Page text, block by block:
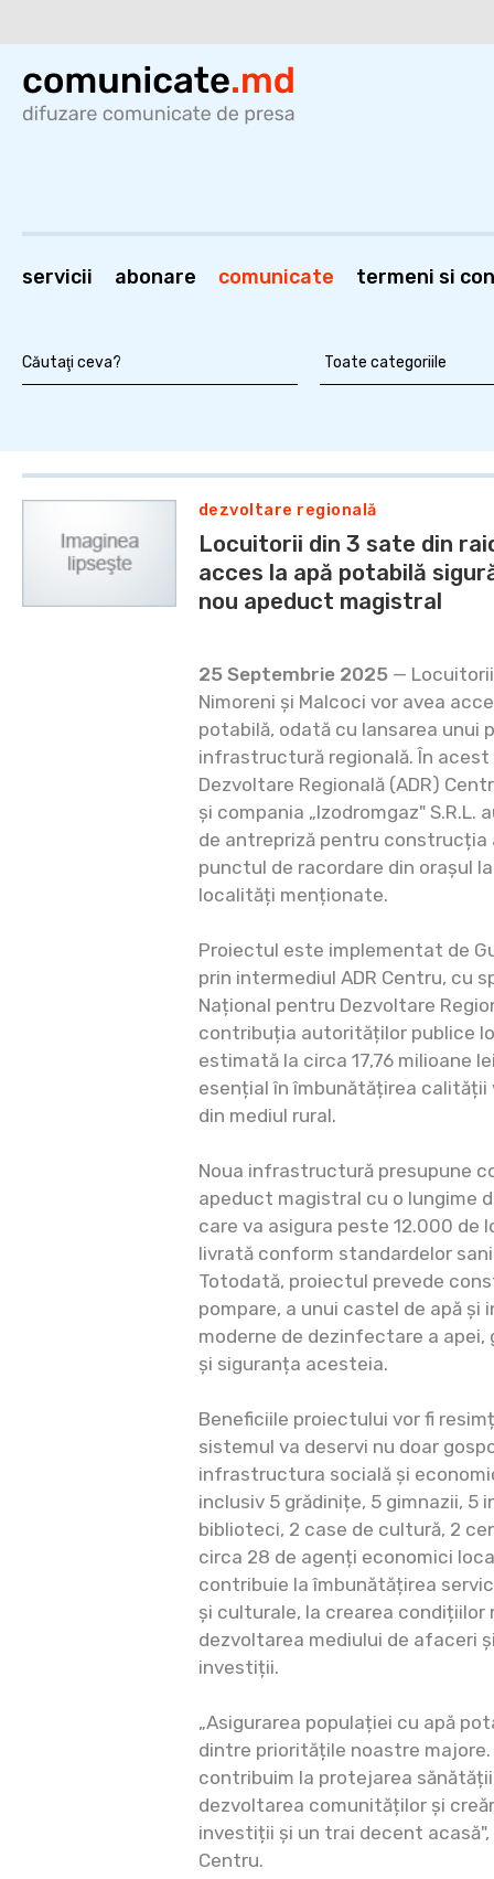
servicii abonare comunicate termeni si
dezvoltare regională
Locuitorii din 3 sate din
acces la apă potabilă
nou apeduct magistral
25 Septembrie 2025 —
Nimoreni și Malcoci vor avea
potabilă, odată cu lansarea unui
infrastructură regională. În acest
Dezvoltare Regională (ADR)
și compania „Izodromgaz"
de antrepriză pentru
punctul de racordare din orașul
localități menționate.
Proiectul este implementat de
prin intermediul ADR Centru, cu
Național pentru Dezvoltare
contribuția autorităților publice
estimată la circa 17,76 milioane
esențial în îmbunătățirea calității
din mediul rural.
Noua infrastructură presupune
apeduct magistral cu o lungime
care va asigura peste 12.000 de
livrată conform standardelor
Totodată, proiectul prevede
pompare, a unui castel de apă
moderne de dezinfectare a
și siguranța acesteia.
Beneficiile proiectului vor fi
sistemul va deservi nu doar
infrastructura socială și
inclusiv 5 grădinițe, 5 gimnazii, 5
biblioteci, 2 case de cultură, 2
circa 28 de agenți economici
contribuie la îmbunătățirea
și culturale, la crearea condițiilor
dezvoltarea mediului de afaceri
investiții.
„Asigurarea populației cu apă
dintre prioritățile noastre
contribuim la protejarea
dezvoltarea comunităților și
investiții și un trai decent
Centru.